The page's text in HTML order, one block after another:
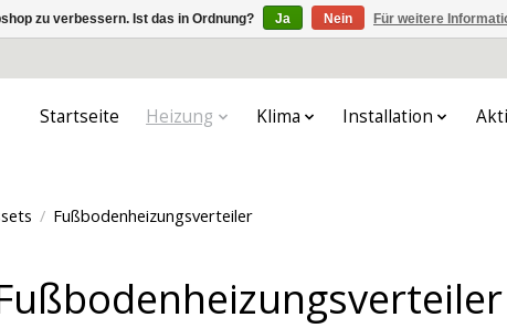
Startseite Heizung Klima Installation
/ Fußbodenheizungsverteiler
zu verbessern. Ist das in Ordnung? Ja Nein Für weitere